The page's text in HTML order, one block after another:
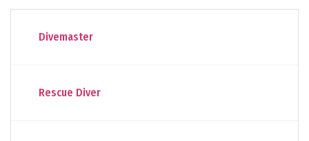
Divemaster
Rescue Diver